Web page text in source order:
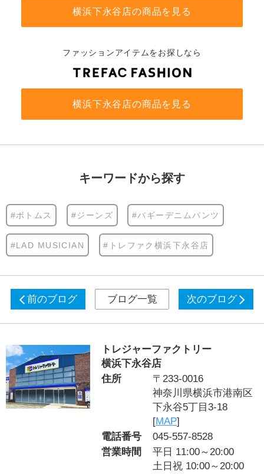
横浜下永谷店の商品を見る
ファッションアイテムをお探しなら
横浜下永谷店の商品を見る
キーワードから探す
#ボトムス #ジーンズ #バギーデニムパンツ
#LAD MUSICIAN #トレファク横浜下永谷店
前のブログ ブログ一覧 次のブログ
トレジャーファクトリー
横浜下永谷店
住所
〒233-0016
神奈川県横浜市港南区
下永谷5丁目3-18
[MAP]
電話番号
045-557-8528
営業時間
平日 11:00～20:00
土日祝 10:00～20:00